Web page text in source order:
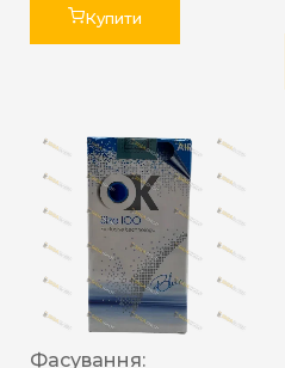
Купити
Фасування: